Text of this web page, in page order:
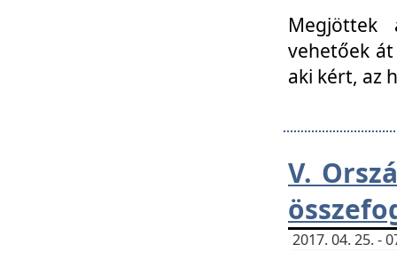
Megjöttek
vehetőek
aki kért, az
V.
2017. 04. 25. -